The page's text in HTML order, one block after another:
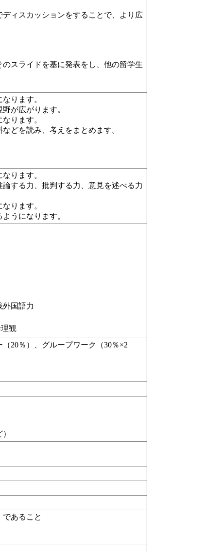
ィスカッションをすることで、より広
スライドを基に発表をし、他の留学生
ります。
が広がります。
ります。
どを読み、考えをまとめます。
ります。
する力、批判する力、意見を述べる力
ります。
うになります。
外国語力
観
20％）、グループワーク（30％×2
あること